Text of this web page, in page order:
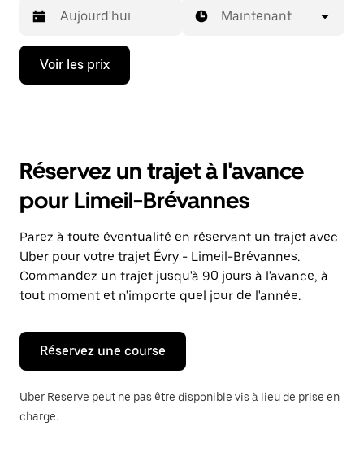
Appuyez
la
ouvrir
calendrier
et
sélectionner
une
date.
Appuyez
sur
la
Échap
pour
fermer
calendrier.
Maintenant
Voir les prix
Réservez un trajet à l'avance
pour Limeil-Brévannes
Parez à toute éventualité en réservant un trajet avec
Uber pour votre trajet Évry - Limeil-Brévannes.
Commandez un trajet jusqu'à 90 jours à l'avance, à
tout moment et n'importe quel jour de l'année.
Réservez une course
Uber Reserve peut ne pas être disponible vis à lieu de prise en
charge.